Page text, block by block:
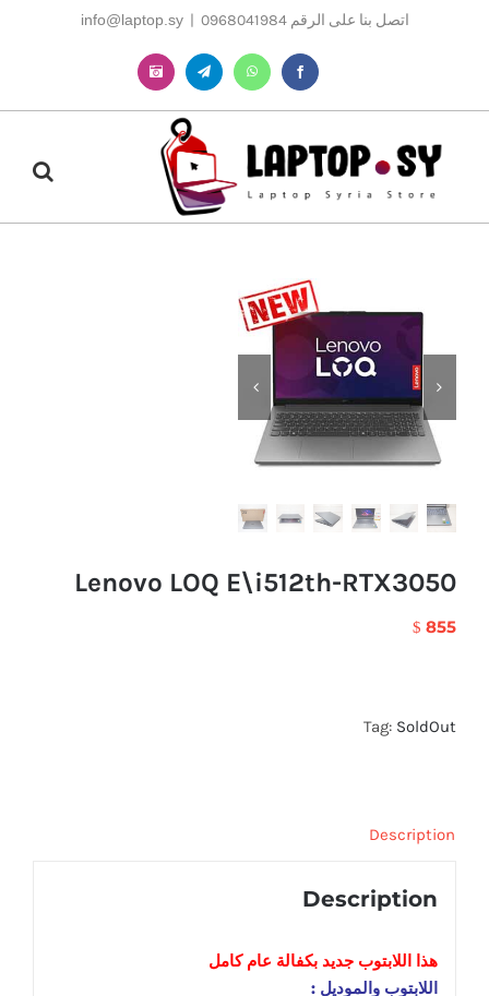
اتصل بنا على الرقم 0968041984 |
info@laptop.sy
Facebook
WhatsApp
Telegram
Instagram
Lenovo LOQ E\i512th-RTX3050
$ 855
Tag: SoldOut
Description
Description
هذا اللابتوب جديد بكفالة عام كامل
اللابتوب والموديل :